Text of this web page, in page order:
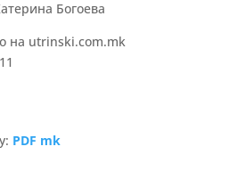
Богоева
на utrinski.com.mk
PDF mk